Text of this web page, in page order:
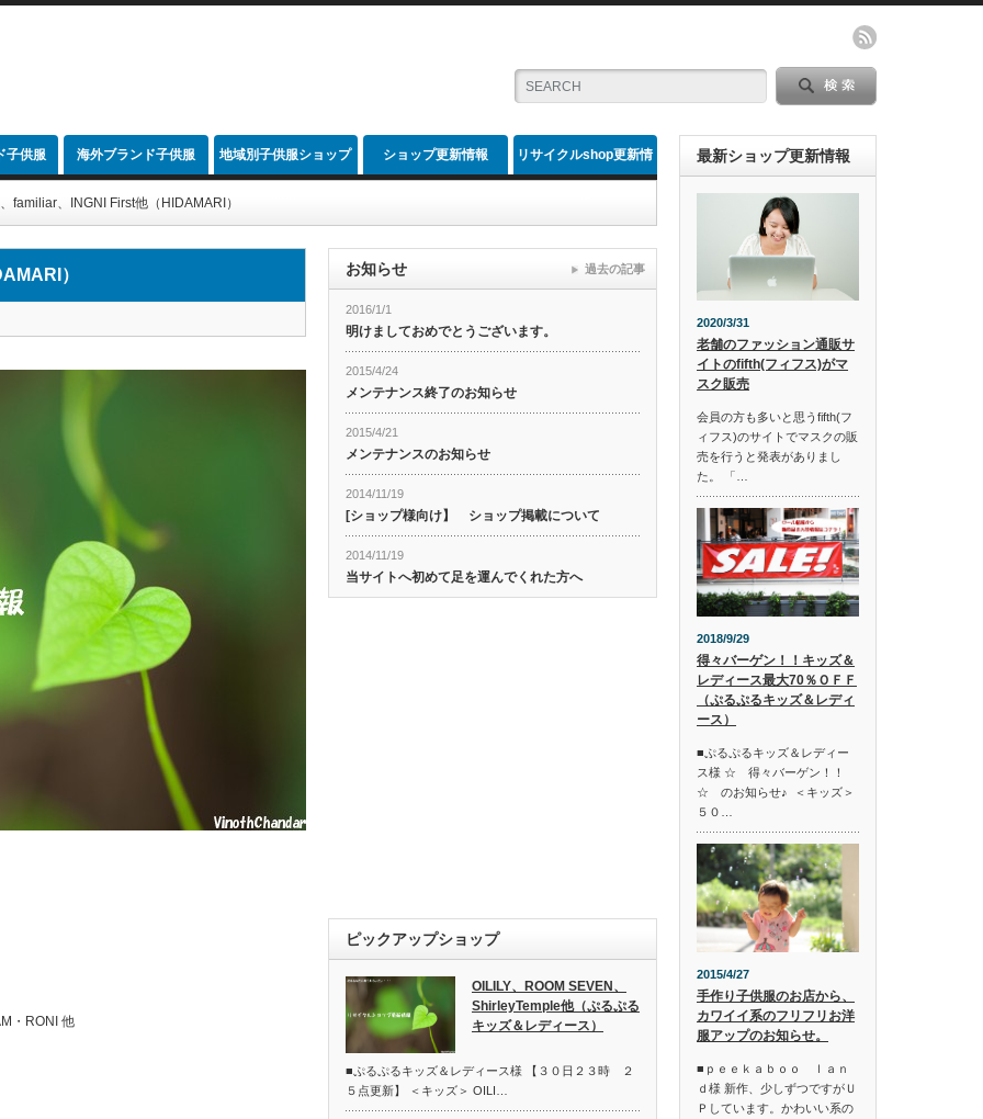
子供服 海外ブランド子供服 地域別子供服ショップ ショップ更新情報 リサイクルshop更新情
familiar、INGNI First他（HIDAMARI）
）
・RONI 他
お知らせ
2016/1/1
明けましておめでとうございます。
2015/4/24
メンテナンス終了のお知らせ
2015/4/21
メンテナンスのお知らせ
2014/11/19
[ショップ様向け】 ショップ掲載について
2014/11/19
当サイトへ初めて足を運んでくれた方へ
過去の記事
ピックアップショップ
OILILY、ROOM SEVEN、
ShirleyTemple他（ぷるぷる
キッズ＆レディース）
■ぷるぷるキッズ＆レディース様 【３０日２３時 ２
５点更新】 ＜キッズ＞ OILI…
最新ショップ更新情報
2020/3/31
老舗のファッション通販サ
イトのfifth(フィフス)がマ
スク販売
会員の方も多いと思うfifth(フ
ィフス)のサイトでマスクの販
売を行うと発表がありまし
た。 「…
2018/9/29
得々バーゲン！！キッズ＆
レディース最大70％ＯＦＦ
（ぷるぷるキッズ＆レディ
ース）
■ぷるぷるキッズ＆レディー
ス様 ☆ 得々バーゲン！！
☆ のお知らせ♪ ＜キッズ＞
５０…
2015/4/27
手作り子供服のお店から、
カワイイ系のフリフリお洋
服アップのお知らせ。
■ｐｅｅｋａｂｏｏ ｌａｎ
ｄ様 新作、少しずつですがＵ
Ｐしています。かわいい系の